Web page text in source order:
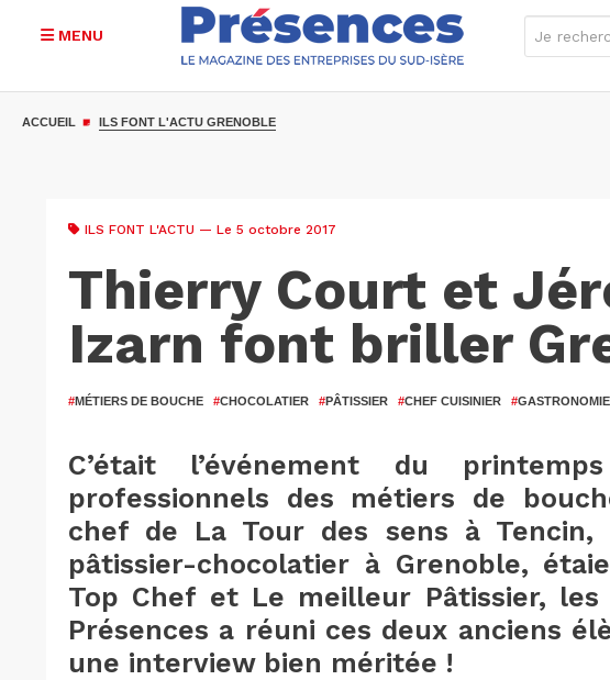
MENU
ACCUEIL ILS FONT L'ACTU GRENOBLE
ILS FONT L'ACTU — Le 5 octobre 2017
Thierry Court et
Izarn font briller
#MÉTIERS DE BOUCHE #CHOCOLATIER #PÂTISSIER #CHEF CUISINIER #GASTRONOMIE
C’était l’événement du
professionnels des métiers de
chef de La Tour des sens à
pâtissier-chocolatier à Grenoble,
Top Chef et Le meilleur Pâtissier, les
Présences a réuni ces deux anciens
une interview bien méritée !